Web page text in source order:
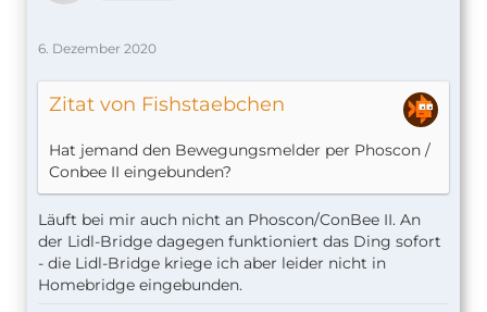
6. Dezember 2020
Zitat von Fishstaebchen
Hat jemand den Bewegungsmelder per Phoscon /
Conbee II eingebunden?
Läuft bei mir auch nicht an Phoscon/ConBee II. An
der Lidl-Bridge dagegen funktioniert das Ding sofort
- die Lidl-Bridge kriege ich aber leider nicht in
Homebridge eingebunden.